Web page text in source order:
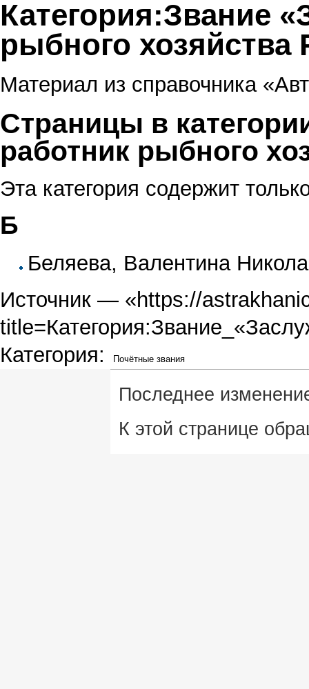
Категория:Звание
рыбного хозяйства
Материал из справочника
Страницы в
работник рыбного
Эта категория содержит
Б
Беляева, Валентина
Источник — «https://
Категория: Почётные звания
Последнее
К этой странице